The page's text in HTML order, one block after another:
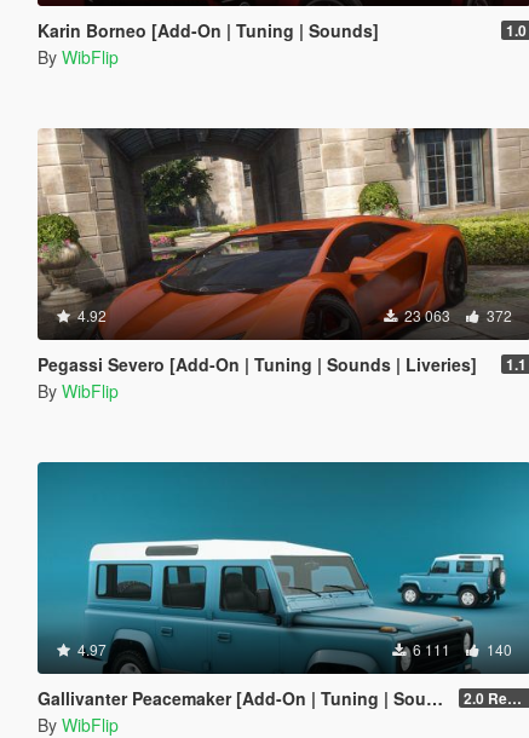
Karin Borneo [Add-On | Tuning | Sounds] 1.0
By WibFlip
4.92 23 063 372
Pegassi Severo [Add-On | Tuning | Sounds | Liveries] 1.1
By WibFlip
4.97 6 111 140
Gallivanter Peacemaker [Add-On | Tuning | Sounds] 2.0 Remake
By WibFlip